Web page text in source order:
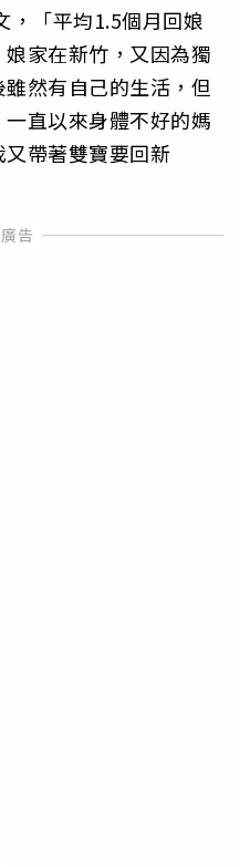
，「平均1.5個月回娘
家在新竹，又因為獨
然有自己的生活，但
直以來身體不好的媽
帶著雙寶要回新